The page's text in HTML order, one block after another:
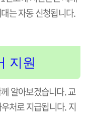
는 자동 신청됩니다.
지원
알아보겠습니다. 교
처로 지급됩니다. 지